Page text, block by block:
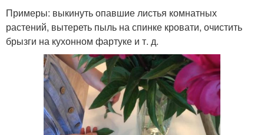
Примеры: выкинуть опавшие листья комнатных
растений, вытереть пыль на спинке кровати, очистить
брызги на кухонном фартуке и т. д.